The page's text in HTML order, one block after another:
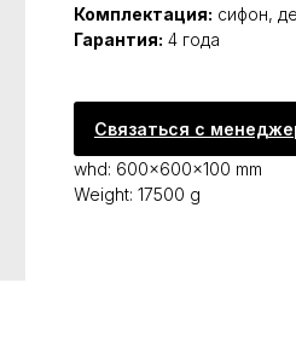
Комплектация: сифон,
Гарантия: 4 года
Связаться с
whd: 600x600x100 mm
Weight: 17500 g